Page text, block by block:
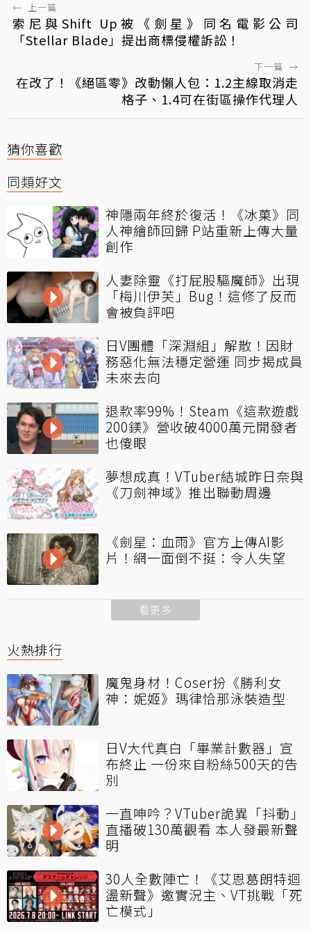
← 上一篇
索尼與Shift Up被《劍星》同名電影公司
「Stellar Blade」提出商標侵權訴訟！
下一篇 →
在改了！《絕區零》改動懶人包：1.2主線取消走
格子、1.4可在街區操作代理人
猜你喜歡
同類好文
神隱兩年終於復活！《冰菓》同
人神繪師回歸 P站重新上傳大量
創作
人妻除靈《打屁股驅魔師》出現
「梅川伊芙」Bug！這修了反而
會被負評吧
日V團體「深淵組」解散！因財
務惡化無法穩定營運 同步揭成員
未來去向
退款率99%！Steam《這款遊戲
200鎂》營收破4000萬元開發者
也傻眼
夢想成真！VTuber結城昨日奈與
《刀劍神域》推出聯動周邊
《劍星：血雨》官方上傳AI影
片！網一面倒不挺：令人失望
看更多
火熱排行
魔鬼身材！Coser扮《勝利女
神：妮姬》瑪律恰那泳裝造型
日V大代真白「畢業計數器」宣
布終止 一份來自粉絲500天的告
別
一直呻吟？VTuber詭異「抖動」
直播破130萬觀看 本人發最新聲
明
30人全數陣亡！《艾恩葛朗特迴
盪新聲》邀實況主、VT挑戰「死
亡模式」